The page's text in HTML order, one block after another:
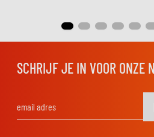
SCHRIJF JE IN VOOR ONZE